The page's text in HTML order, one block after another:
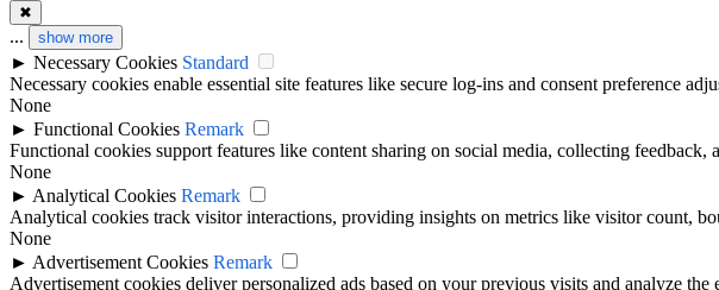
✖
... show more
► Necessary Cookies Standard
Necessary cookies enable essential site features like secure log-ins and consent preference
None
► Functional Cookies Remark
Functional cookies support features like content sharing on social media, collecting feedback,
None
► Analytical Cookies Remark
Analytical cookies track visitor interactions, providing insights on metrics like visitor count,
None
► Advertisement Cookies Remark
Advertisement cookies deliver personalized ads based on your previous visits and analyze the